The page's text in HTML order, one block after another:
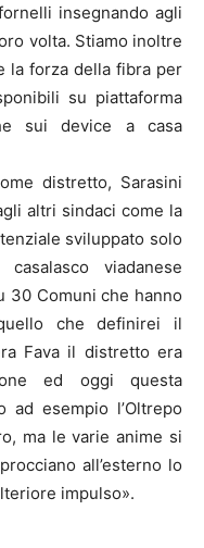
insegnando agli
volta. Stiamo inoltre
la forza della fibra per
su piattaforma
sui device a casa
distretto, Sarasini
altri sindaci come la
sviluppato solo
viadanese
30 Comuni che hanno
che definirei il
Fava il distretto era
ed oggi questa
ad esempio l’Oltrepo
ma le varie anime si
all’esterno lo
impulso».